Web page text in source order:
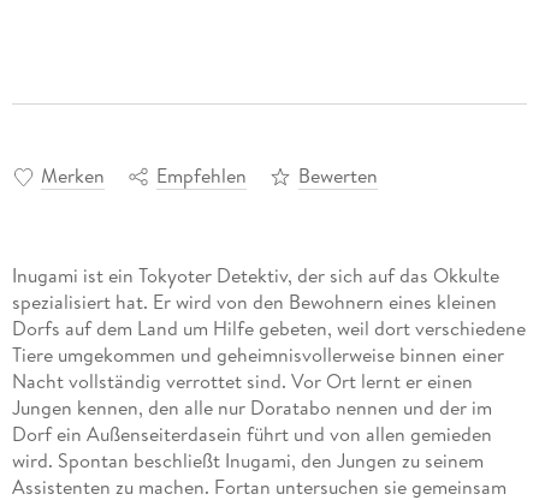
Merken Empfehlen Bewerten
Inugami ist ein Tokyoter Detektiv, der sich auf das Okkulte
spezialisiert hat. Er wird von den Bewohnern eines kleinen
Dorfs auf dem Land um Hilfe gebeten, weil dort verschiedene
Tiere umgekommen und geheimnisvollerweise binnen einer
Nacht vollständig verrottet sind. Vor Ort lernt er einen
Jungen kennen, den alle nur Doratabo nennen und der im
Dorf ein Außenseiterdasein führt und von allen gemieden
wird. Spontan beschließt Inugami, den Jungen zu seinem
Assistenten zu machen. Fortan untersuchen sie gemeinsam